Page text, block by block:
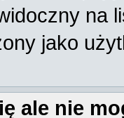
na
jako
ale nie